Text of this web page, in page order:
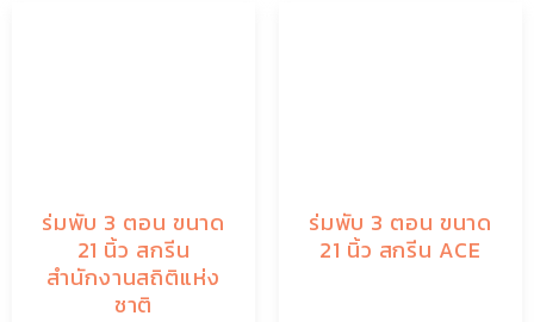
ร่มพับ 3 ตอน ขนาด
21 นิ้ว สกรีน
สำนักงานสถิติแห่ง
ชาติ
ร่มพับ 3 ตอน ขนาด
21 นิ้ว สกรีน ACE